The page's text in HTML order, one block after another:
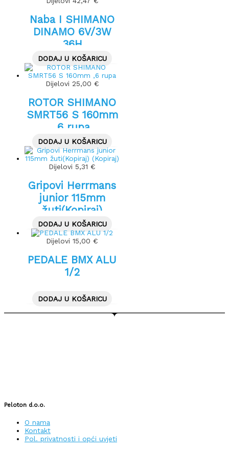
Naba I SHIMANO
DINAMO 6V/3W
36H
DODAJ U KOŠARICU
Dijelovi 25,00 €
ROTOR SHIMANO
SMRT56 S 160mm
,6 rupa
DODAJ U KOŠARICU
Dijelovi 5,31 €
Gripovi Herrmans
junior 115mm
žuti(Kopiraj)
(Kopiraj)
DODAJ U KOŠARICU
Dijelovi 15,00 €
PEDALE BMX ALU
1/2
DODAJ U KOŠARICU
Peloton d.o.o.
O nama
Kontakt
Pol. privatnosti i opći uvjeti